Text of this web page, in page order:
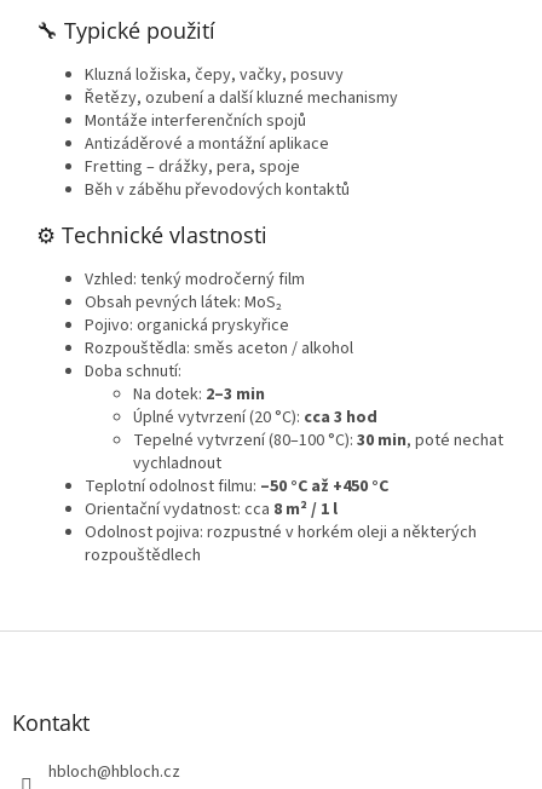
🔧 Typické použití
Kluzná ložiska, čepy, vačky, posuvy
Řetězy, ozubení a další kluzné mechanismy
Montáže interferenčních spojů
Antizáděrové a montážní aplikace
Fretting – drážky, pera, spoje
Běh v záběhu převodových kontaktů
⚙️ Technické vlastnosti
Vzhled: tenký modročerný film
Obsah pevných látek: MoS₂
Pojivo: organická pryskyřice
Rozpouštědla: směs aceton / alkohol
Doba schnutí:
Na dotek: 2–3 min
Úplné vytvrzení (20 °C): cca 3 hod
Tepelné vytvrzení (80–100 °C): 30 min, poté nechat
vychladnout
Teplotní odolnost filmu: –50 °C až +450 °C
Orientační vydatnost: cca 8 m² / 1 l
Odolnost pojiva: rozpustné v horkém oleji a některých
rozpouštědlech
Z
Kontakt
hbloch@hbloch.cz